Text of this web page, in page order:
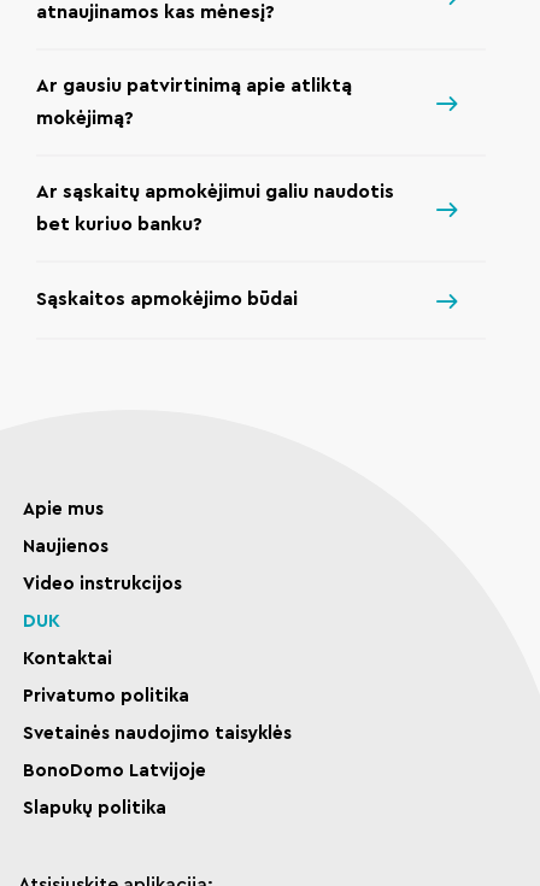
atnaujinamos kas mėnesį?
Ar gausiu patvirtinimą apie atliktą
mokėjimą?
Ar sąskaitų apmokėjimui galiu naudotis
bet kuriuo banku?
Sąskaitos apmokėjimo būdai
Apie mus
Naujienos
Video instrukcijos
DUK
Kontaktai
Privatumo politika
Svetainės naudojimo taisyklės
BonoDomo Latvijoje
Slapukų politika